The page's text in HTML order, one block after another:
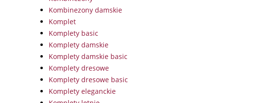
Kombinezony damskie
Komplet
Komplety basic
Komplety damskie
Komplety damskie basic
Komplety dresowe
Komplety dresowe basic
Komplety eleganckie